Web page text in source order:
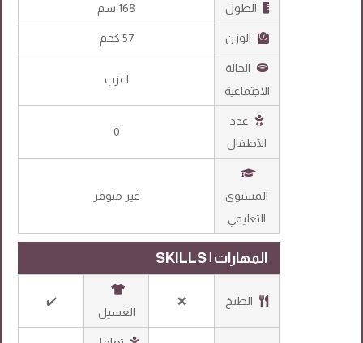
الطول 168 سم
الوزن 57 كجم
الحالة
الاجتماعية
اعزب
عدد
الأطفال
0
المستوى
التعليمي
غير متوفر
المهارات | SKILLS
الطبخ
❌
الغسيل
✔️